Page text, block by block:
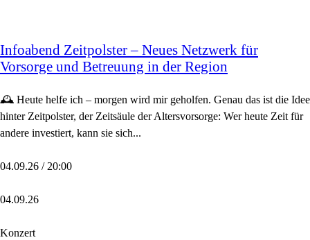
Infoabend Zeitpolster – Neues Netzwerk für
Vorsorge und Betreuung in der Region
🕰️ Heute helfe ich – morgen wird mir geholfen. Genau das ist die Idee
hinter Zeitpolster, der Zeitsäule der Altersvorsorge: Wer heute Zeit für
andere investiert, kann sie sich...
04.09.26 / 20:00
04.09.26
Konzert